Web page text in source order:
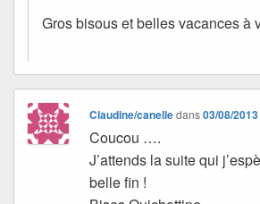
Gros bisous et belles vacances à
Claudine/canelledans03/08/
Coucou ….
J’attends la suite qui
belle fin !